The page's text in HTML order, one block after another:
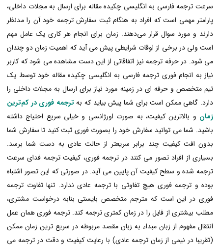
سرعت ترجمه فارسی به انگلیسی چکیده مقاله برای ارسال به مجلات داخلی،
پارامتر مهمی است که افراد به هنگام ثبت سفارش ترجمه خود آن را مدنظر
دارند و مورد سوال قرار می‌دهند. زمان برای انجام هر کاری یک عامل مهم
است ولی در برخی از اوقات شرایطی پیش می آید که اهمیت زمان دو چندان
می شود. در حرفه ترجمه نیز اتفاقاتی از این دست مشاهده می شود که کاربر
نیاز به انجام فوری ترجمه فارسی به انگلیسی چکیده مقاله خود توسط یک
تیم متخصص و حرفه ای در زمینه مورد نیاز برای ارسال به مجلات داخلی را
دارد. گاهی ممکن است برای شما پیش بیاید که به ترجمه فوری در کم‌ترین
زمان و بالاترین کیفیت، به صورت اورژانسی و خیلی سریع احتیاج داشته
باشید. شما می توانید سفارش خود را بصورت فوری ثبت کنید تا سفارش شما
بدون افت کیفیت چند برابر سریعتر از حالت عادی به دست شما برسد.
بسیاری از افراد تصور می کنند در ترجمه فوری، کیفیت ترجمه فدای سرعت
ترجمه شده و سطح کیفیت آن پایین می آید. در صورتی که این تصور اشتباه
بوده و ترجمه فوری هیچ تفاوتی با ترجمه عادی ندارد. تنها تفاوت ترجمه
فوری در این است که مترجم متخصص بایستی بنابه درخواست مشتری،
مطلب بیشتری از فایل را در زمان کمتری ترجمه کند. ترجمه فوری همان عمل
انتقال مفهوم از زبان مبداء به زبان مقصد مربوطه در سریع ترین زمان ممکن
(تقریبا در نیمی از زمان ترجمه عادی) با رعایت کیفیت و دقت در ترجمه می